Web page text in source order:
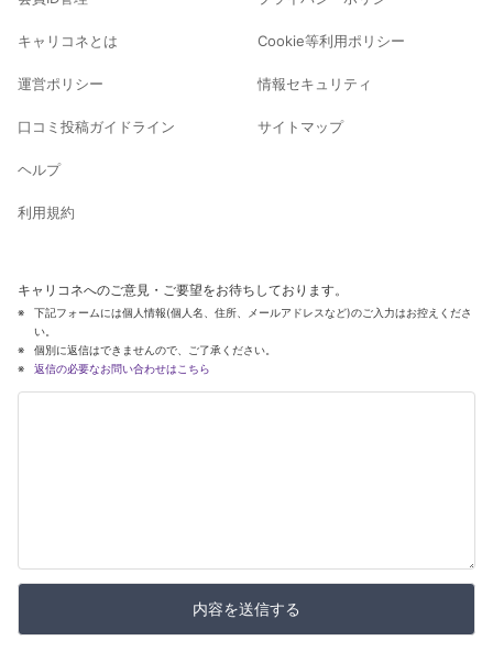
キャリコネとは
運営ポリシー
口コミ投稿ガイドライン
ヘルプ
利用規約
Cookie等利用ポリシー
情報セキュリティ
サイトマップ
キャリコネへのご意見・ご要望をお待ちしております。
下記フォームには個人情報(個人名、住所、メールアドレスなど)のご入力はお控えくださ
い。
個別に返信はできませんので、ご了承ください。
返信の必要なお問い合わせはこちら
内容を送信する